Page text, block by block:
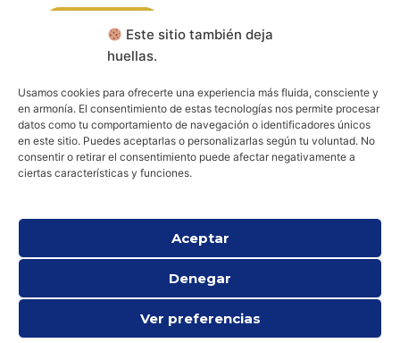
Este sitio también deja
huellas.
Usamos cookies para ofrecerte una experiencia más fluida, consciente y
en armonía. El consentimiento de estas tecnologías nos permite procesar
datos como tu comportamiento de navegación o identificadores únicos
en este sitio. Puedes aceptarlas o personalizarlas según tu voluntad. No
consentir o retirar el consentimiento puede afectar negativamente a
ciertas características y funciones.
Aceptar
Denegar
Ver preferencias
Aviso legal
Política de cookies (UE)
Política de privacidad
Todos los derechos © 2026 Psicología Espiritual y Existencial